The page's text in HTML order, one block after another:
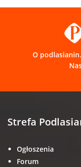
O
Strefa
Ogłoszenia
Forum